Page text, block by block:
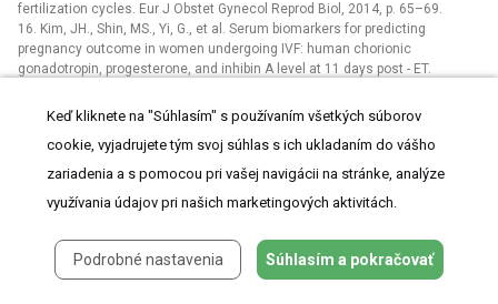
fertilization cycles. Eur J Obstet Gynecol Reprod Biol, 2014, p. 65–69.
16. Kim, JH., Shin, MS., Yi, G., et al. Serum biomarkers for predicting
pregnancy outcome in women undergoing IVF: human chorionic
gonadotropin, progesterone, and inhibin A level at 11 days post -⁠ ET.
17. Marcillac, I., Troalen, F., Bidart, JM., et al. Free human chorionic
gonadotropin? Subunit in gonadal and nongonadal neoplasms. Cancer Res,
1992, 52, p. 3901–3907.
18. McCoy, TW., Nakajima, ST., Bohler, HC. Jr. Age and a single day-14 beta-
2009, 19, p. 114–120.
reprodukci. Čes Gynek, 2017, 82 s. 42–46.
20. Oron, G., Esh-Broder, E., Son, WY., et al. Predictive value of maternal
Keď kliknete na "Súhlasím" s používaním všetkých súborov
cookie, vyjadrujete tým svoj súhlas s ich ukladaním do vášho
zariadenia a s pomocou pri vašej navigácii na stránke, analýze
využívania údajov pri našich marketingových aktivitách.
Podrobné nastavenia Súhlasím a pokračovať